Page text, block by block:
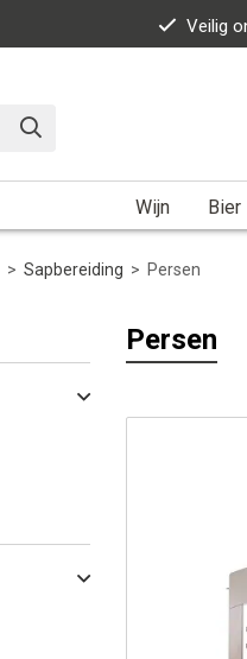
Veilig
Wijn Bier
> Sapbereiding > Persen
Persen